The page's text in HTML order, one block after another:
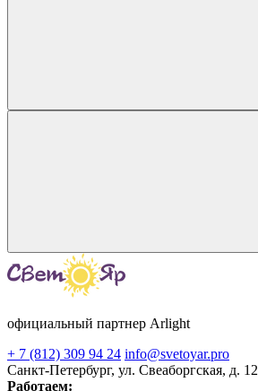
официальный партнер Arlight
+ 7 (812) 309 94 24 info@svetoyar.pro
Санкт-Петербург, ул. Свеаборгская, д. 12
Работаем: